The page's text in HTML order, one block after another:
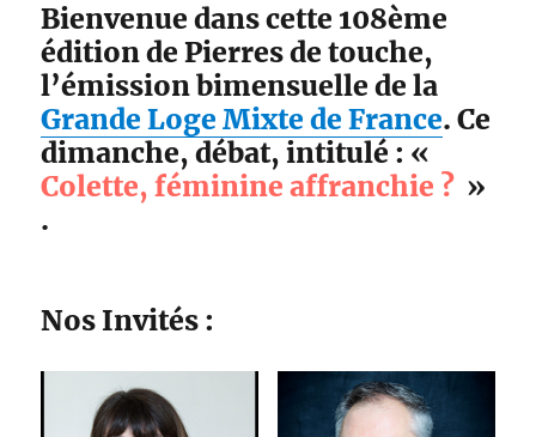
Bienvenue dans cette 108ème
édition de Pierres de touche,
l’émission bimensuelle de la
Grande Loge Mixte de France. Ce
dimanche, débat, intitulé : «
Colette, féminine affranchie ? »
.
Nos Invités :